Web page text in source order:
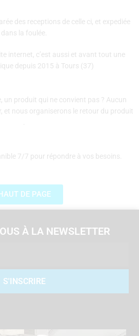
des receptions de celle ci, et expediée
dans la foulée.
internet, c’est aussi et avant tout une
depuis 2015 à Tours (37)
un produit qui ne convient pas ? Aucun
et nous organiserons le retour du produit
7/7 pour répondre à vos besoins.
DE PAGE
À LA NEWSLETTER
S'INSCRIRE